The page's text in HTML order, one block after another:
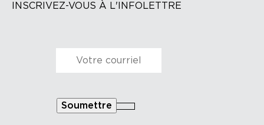
INSCRIVEZ-VOUS À L'INFOLETTRE
Courriel *
Soumettre